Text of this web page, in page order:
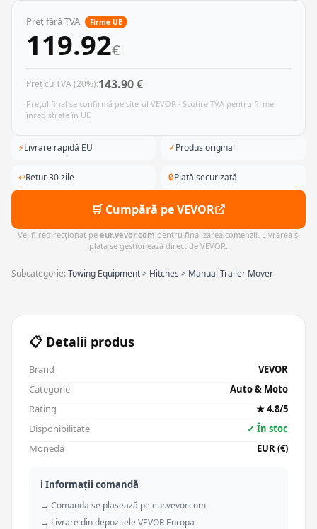
Preț fără TVA Firme UE
119.92€
Preț cu TVA (20%):143.90 €
Prețul final se confirmă pe site-ul VEVOR · Scutire TVA pentru firme
înregistrate în UE
⚡Livrare rapidă EU ✓Produs original
↩Retur 30 zile 🔒Plată securizată
🛒 Cumpără pe VEVOR
Vei fi redirecționat pe eur.vevor.com pentru finalizarea comenzii. Livrarea și
plata se gestionează direct de VEVOR.
Subcategorie:Towing Equipment > Hitches > Manual Trailer Mover
📋 Detalii produs
Brand
VEVOR
Categorie
Auto & Moto
Rating
★ 4.8/5
Disponibilitate
✓ În stoc
Monedă
EUR (€)
ℹ️ Informații comandă
→ Comanda se plasează pe eur.vevor.com
→ Livrare din depozitele VEVOR Europa